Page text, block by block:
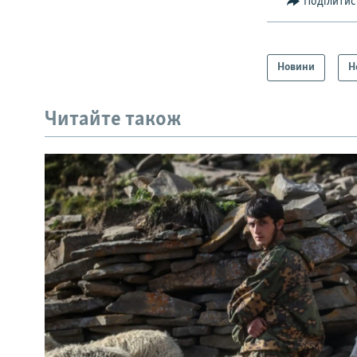
Новини
Читайте також